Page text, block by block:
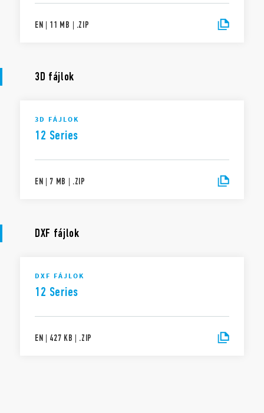
EN | 11 MB | .ZIP
3D fájlok
3D FÁJLOK
12 Series
EN | 7 MB | .ZIP
DXF fájlok
DXF FÁJLOK
12 Series
EN | 427 KB | .ZIP